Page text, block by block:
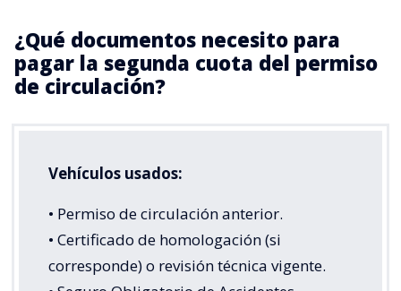
¿Qué documentos necesito para
pagar la segunda cuota del permiso
de circulación?
Vehículos usados:
• Permiso de circulación anterior.
• Certificado de homologación (si
corresponde) o revisión técnica vigente.